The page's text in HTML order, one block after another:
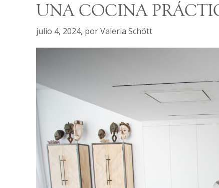
UNA COCINA
julio 4, 2024, porValeria Schött